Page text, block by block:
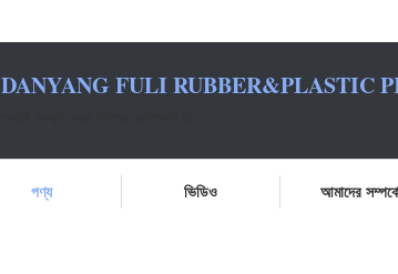
DANYANG FULI RUBBER&PLASTIC
পণ্য ভিডিও আমাদের